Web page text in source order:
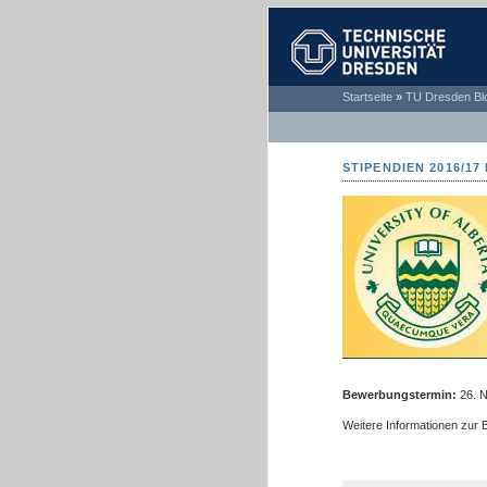
TECHNISCHE
UNIVERSITÄT
Startseite » TU Dresden
STIPENDIEN 2016/17
Bewerbungstermin: 26.
Weitere Informationen zur